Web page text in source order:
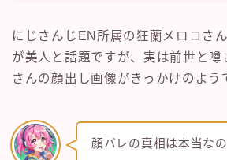
にじさんじEN所属の狂蘭メロコさ
が美人と話題ですが、実は前世と噂
さんの顔出し画像がきっかけのよう
顔バレの真相は本当な